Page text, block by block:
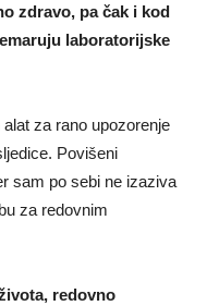
zdravo, pa čak i kod
laboratorijske
za rano upozorenje
Povišeni
sam po sebi ne izaziva
za redovnim
redovno